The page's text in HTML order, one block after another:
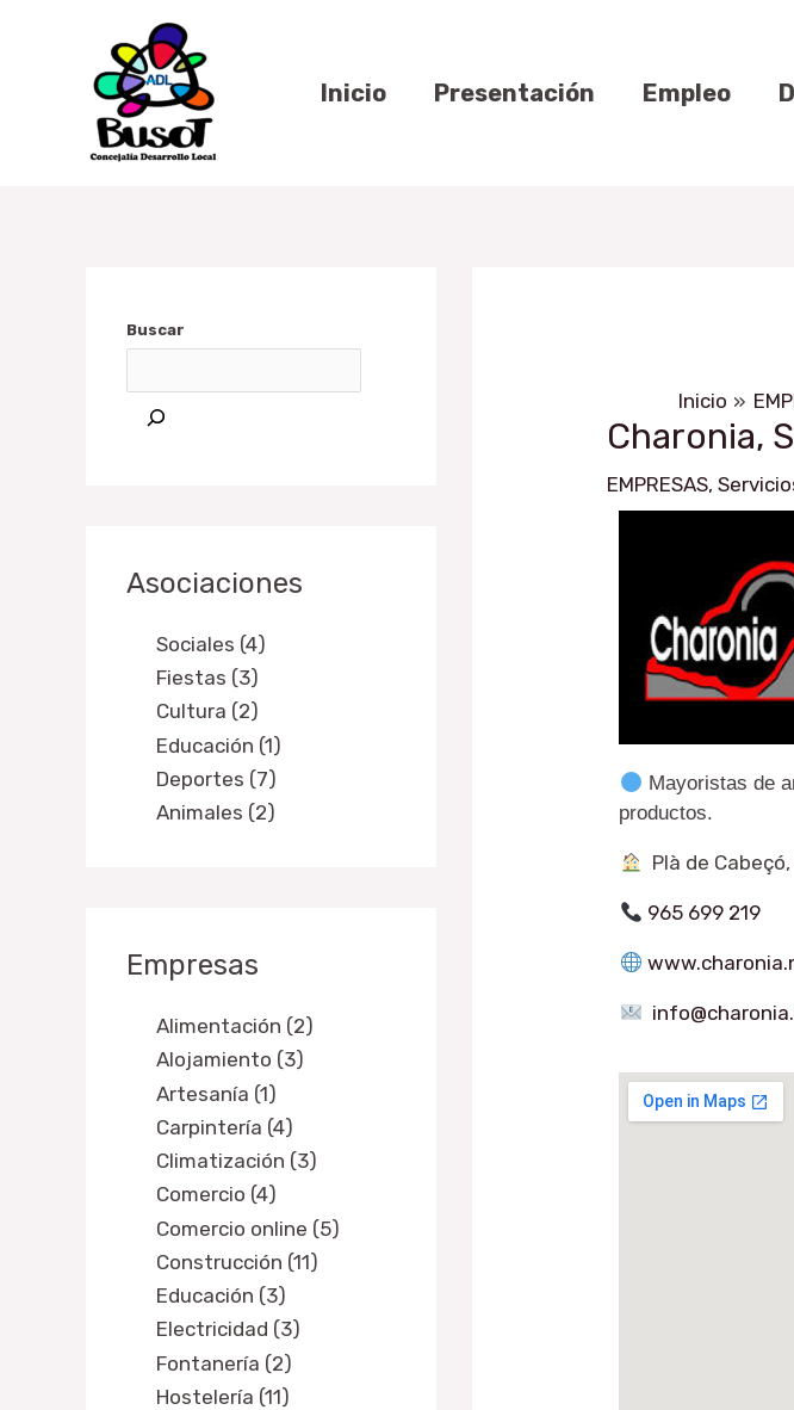
contenido
Inicio Presentación Empleo
Buscar
Asociaciones
Sociales (4)
Fiestas (3)
Cultura (2)
Educación (1)
Deportes (7)
Animales (2)
Empresas
Alimentación (2)
Alojamiento (3)
Artesanía (1)
Carpintería (4)
Climatización (3)
Comercio (4)
Comercio online (5)
Construcción (11)
Educación (3)
Electricidad (3)
Fontanería (2)
Hostelería (11)
Inicio
Charonia,
EMPRESAS,
Mayoristas de
productos.
Plà de Cabeçó,
965 699 219
entradas